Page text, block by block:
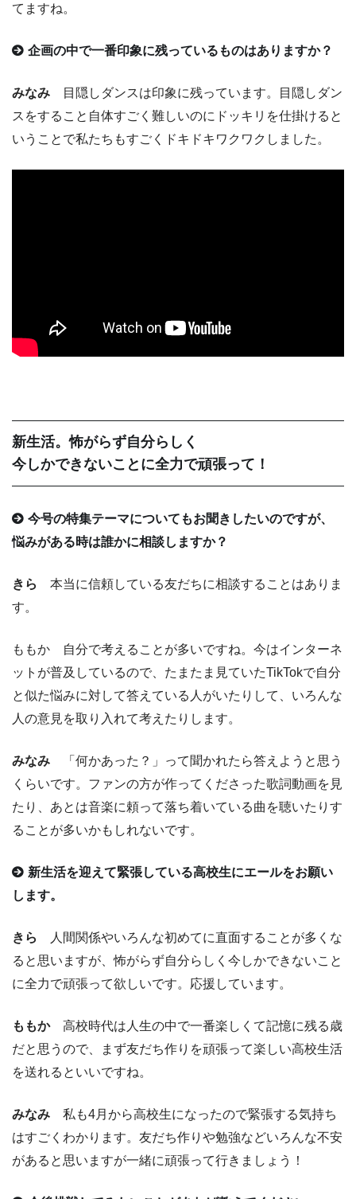
てますね。
企画の中で一番印象に残っているものはありますか？
みなみ 目隠しダンスは印象に残っています。目隠しダン
スをすること自体すごく難しいのにドッキリを仕掛けると
いうことで私たちもすごくドキドキワクワクしました。
新生活。怖がらず自分らしく
今しかできないことに全力で頑張って！
今号の特集テーマについてもお聞きしたいのですが、
悩みがある時は誰かに相談しますか？
きら
本当に信頼している友だちに相談することはありま
す。
ももか 自分で考えることが多いですね。今はインターネ
ットが普及しているので、たまたま見ていたTikTokで自分
と似た悩みに対して答えている人がいたりして、いろんな
人の意見を取り入れて考えたりします。
みなみ 「何かあった？」って聞かれたら答えようと思う
くらいです。ファンの方が作ってくださった歌詞動画を見
たり、あとは音楽に頼って落ち着いている曲を聴いたりす
ることが多いかもしれないです。
新生活を迎えて緊張している高校生にエールをお願い
します。
きら
人間関係やいろんな初めてに直面することが多くな
ると思いますが、怖がらず自分らしく今しかできないこと
に全力で頑張って欲しいです。応援しています。
ももか高校時代は人生の中で一番楽しくて記憶に残る歳
だと思うので、まず友だち作りを頑張って楽しい高校生活
を送れるといいですね。
みなみ 私も4月から高校生になったので緊張する気持ち
はすごくわかります。友だち作りや勉強などいろんな不安
があると思いますが一緒に頑張って行きましょう！